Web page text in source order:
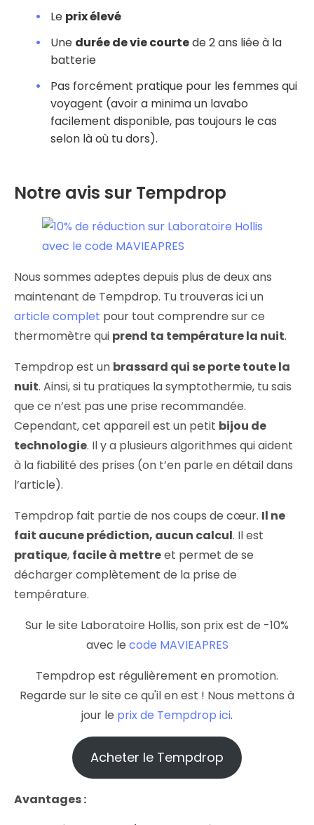
Le prix élevé
Une durée de vie courtede 2 ans liée à la
batterie
Pas forcément pratique pour les femmes qui
voyagent (avoir a minima un lavabo
facilement disponible, pas toujours le cas
selon là où tu dors).
Notre avis sur Tempdrop
Nous sommes adeptes depuis plus de deux ans
maintenant de Tempdrop. Tu trouveras ici un
article complet pour tout comprendre sur ce
thermomètre qui prend ta température la nuit.
Tempdrop est un brassard qui se porte toute la
nuit. Ainsi, si tu pratiques la symptothermie, tu sais
que ce n’est pas une prise recommandée.
Cependant, cet appareil est un petit bijou de
technologie. Il y a plusieurs algorithmes qui aident
à la fiabilité des prises (on t’en parle en détail dans
l’article).
Tempdrop fait partie de nos coups de cœur. Il ne
fait aucune prédiction, aucun calcul. Il est
pratique, facile à mettreet permet de se
décharger complètement de la prise de
température.
Sur le site Laboratoire Hollis, son prix est de -10%
avec le code MAVIEAPRES
Tempdrop est régulièrement en promotion.
Regarde sur le site ce qu'il en est ! Nous mettons à
jour le prix de Tempdrop ici.
Acheter le Tempdrop
Avantages :